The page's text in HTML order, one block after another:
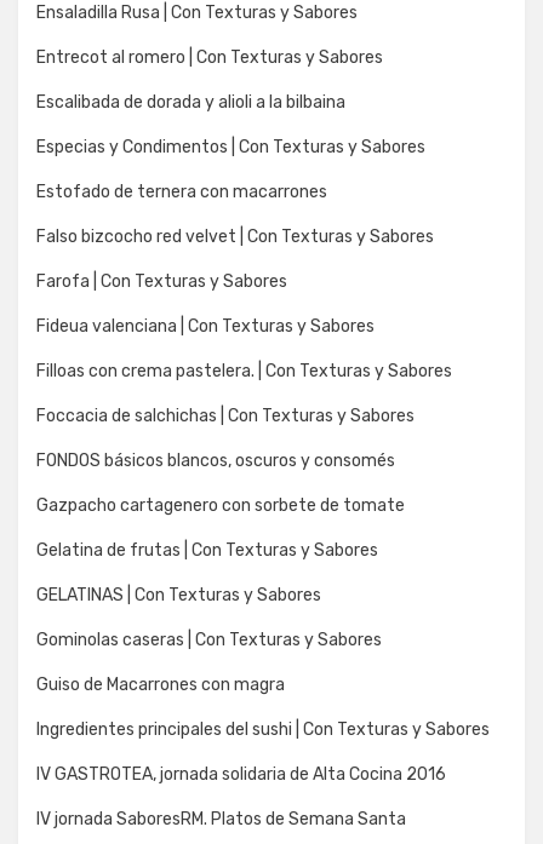
Ensaladilla Rusa | Con Texturas y Sabores
Entrecot al romero | Con Texturas y Sabores
Escalibada de dorada y alioli a la bilbaina
Especias y Condimentos | Con Texturas y Sabores
Estofado de ternera con macarrones
Falso bizcocho red velvet | Con Texturas y Sabores
Farofa | Con Texturas y Sabores
Fideua valenciana | Con Texturas y Sabores
Filloas con crema pastelera. | Con Texturas y Sabores
Foccacia de salchichas | Con Texturas y Sabores
FONDOS básicos blancos, oscuros y consomés
Gazpacho cartagenero con sorbete de tomate
Gelatina de frutas | Con Texturas y Sabores
GELATINAS | Con Texturas y Sabores
Gominolas caseras | Con Texturas y Sabores
Guiso de Macarrones con magra
Ingredientes principales del sushi | Con Texturas y Sabores
IV GASTROTEA, jornada solidaria de Alta Cocina 2016
IV jornada SaboresRM. Platos de Semana Santa